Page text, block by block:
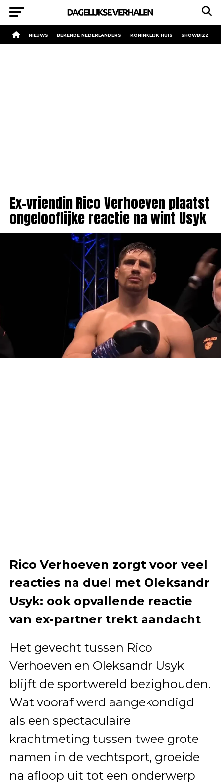
NIEUWS BEKENDE NEDERLANDERS KONINKLIJK HUIS SHOWBIZZ
Ex-vriendin Rico Verhoeven plaatst
ongelooflijke reactie na wint Usyk
Rico Verhoeven zorgt voor veel
reacties na duel met Oleksandr
Usyk: ook opvallende reactie
van ex-partner trekt aandacht
Het gevecht tussen Rico
Verhoeven en Oleksandr Usyk
blijft de sportwereld bezighouden.
Wat vooraf werd aangekondigd
als een spectaculaire
krachtmeting tussen twee grote
namen in de vechtsport, groeide
na afloop uit tot een onderwerp